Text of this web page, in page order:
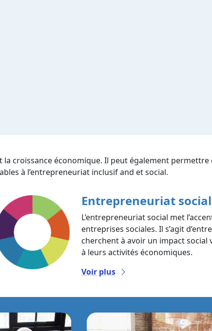
la croissance économique. Il peut également
à l’entrepreneuriat inclusif and et social.
Entrepreneuriat social
L’entrepreneuriat social met
entreprises sociales. Il s’agit
cherchent à avoir un impact social
à leurs activités économiques.
Voir plus